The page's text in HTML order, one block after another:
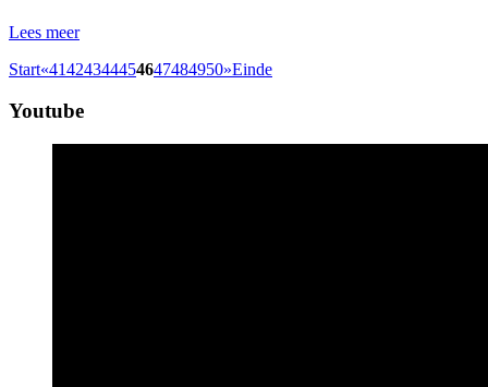
Lees meer
Start«41424344454647484950»Einde
Youtube